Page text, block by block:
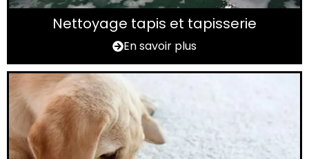
Nettoyage tapis et tapisserie
En savoir plus